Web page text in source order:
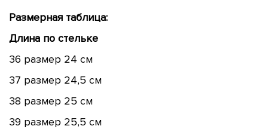
Размерная таблица:
Длина по стельке
36 размер 24 см
37 размер 24,5 см
38 размер 25 см
39 размер 25,5 см